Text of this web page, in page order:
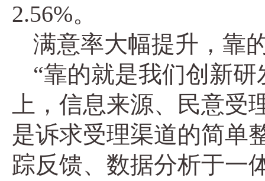
2.56%。
满意率大幅提升，靠
“靠的就是我们创新
上，信息来源、民意受
是诉求受理渠道的简单
踪反馈、数据分析于一